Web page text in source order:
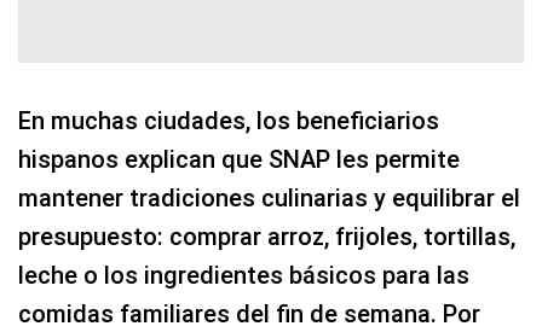
En muchas ciudades, los beneficiarios
hispanos explican que SNAP les permite
mantener tradiciones culinarias y equilibrar el
presupuesto: comprar arroz, frijoles, tortillas,
leche o los ingredientes básicos para las
comidas familiares del fin de semana. Por